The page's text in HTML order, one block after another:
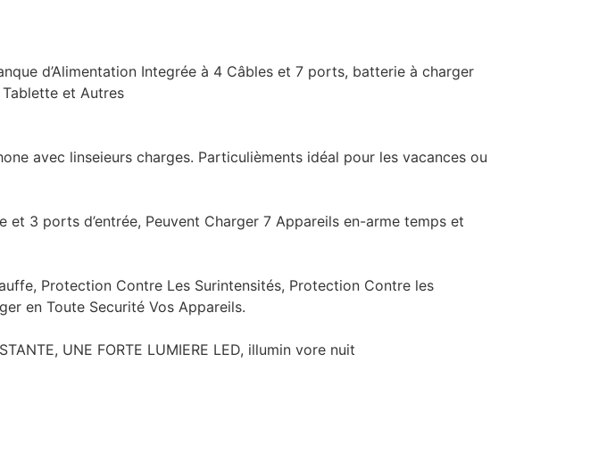
d’Alimentation Integrée à 4 Câbles et 7 ports, batterie à charger
et Autres
avec linseieurs charges. Particulièments idéal pour les vacances ou
3 ports d’entrée, Peuvent Charger 7 Appareils en-arme temps et
Protection Contre Les Surintensités, Protection Contre les
en Toute Securité Vos Appareils.
UNE FORTE LUMIERE LED, illumin vore nuit